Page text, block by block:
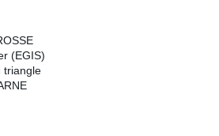
(EGIS)
triangle